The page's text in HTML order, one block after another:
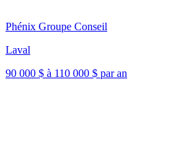
Phénix Groupe Conseil
Laval
90 000 $ à 110 000 $ par an